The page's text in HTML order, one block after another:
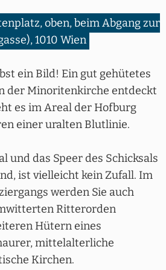
oben, beim Abgang zur
1010 Wien
ein Bild! Ein gut gehütetes
der Minoritenkirche entdeckt
es im Areal der Hofburg
einer uralten Blutlinie.
und das Speer des Schicksals
ist vielleicht kein Zufall. Im
werden Sie auch
Ritterorden
Hütern eines
mittelalterliche
Kirchen.